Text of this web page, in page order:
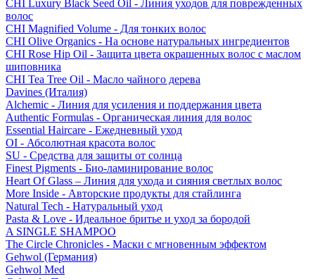
CHI Luxury Black Seed Oil - Линия уходов для поврежденных
волос
CHI Magnified Volume - Для тонких волос
CHI Olive Organics - На основе натуральных ингредиентов
CHI Rose Hip Oil - Защита цвета окрашенных волос с маслом
шиповника
CHI Tea Tree Oil - Масло чайного дерева
Davines (Италия)
Alchemic - Линия для усиления и поддержания цвета
Authentic Formulas - Органическая линия для волос
Essential Haircare - Eжедневный уход
OI - Абсолютная красота волос
SU - Средства для защиты от солнца
Finest Pigments - Био-ламинирование волос
Heart Of Glass – Линия для ухода и сияния светлых волос
More Inside - Авторские продукты для стайлинга
Natural Tech - Натуральный уход
Pasta & Love - Идеальное бритье и уход за бородой
A SINGLE SHAMPOO
The Circle Chronicles - Маски с мгновенным эффектом
Gehwol (Германия)
Gehwol Med